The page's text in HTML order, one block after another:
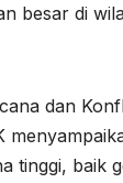
besar di
dan
tinggi, baik